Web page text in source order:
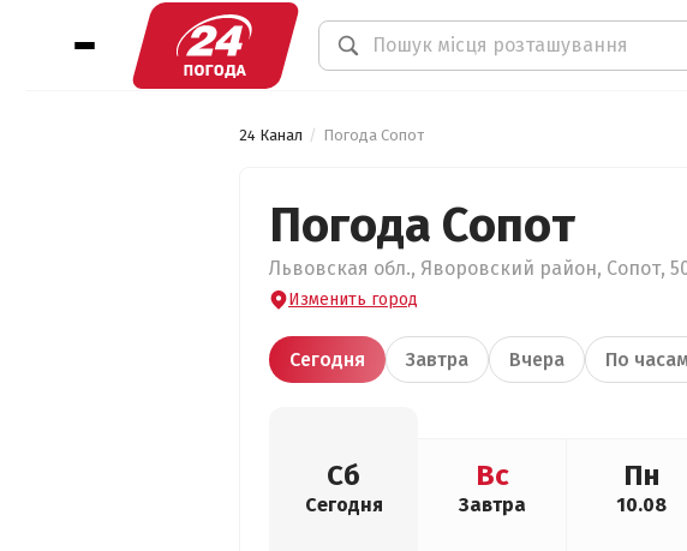
24 Канал Погода Сопот
Погода Сопот
Львовская обл., Яворовский район, Сопот,
Изменить город
Сегодня Завтра Вчера По
Сб
Сегодня
Вс
Завтра
Пн
10.08